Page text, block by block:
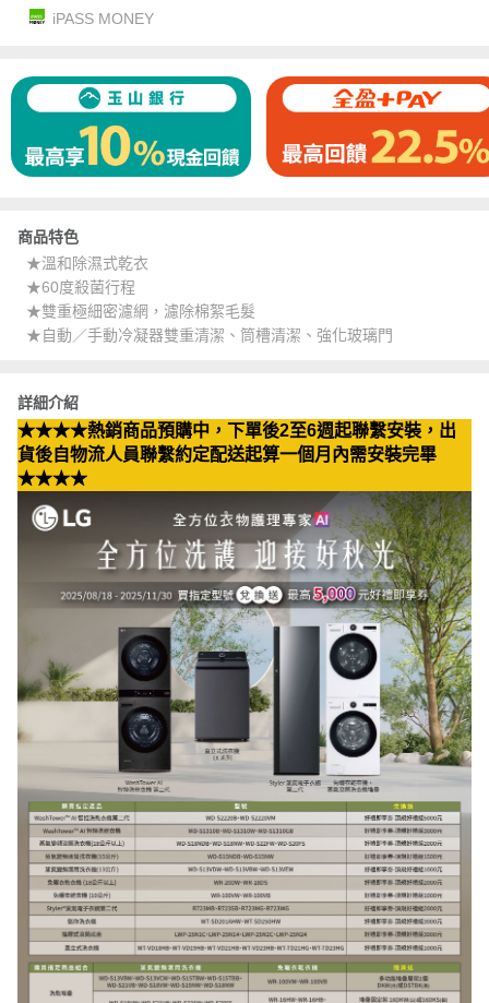
iPASS MONEY
商品特色
★溫和除濕式乾衣
★60度殺菌行程
★雙重極細密濾網，濾除棉絮毛髮
★自動／手動冷凝器雙重清潔、筒槽清潔、強化玻璃門
詳細介紹
★★★★熱銷商品預購中，下單後2至6週起聯繫安裝，出
貨後自物流人員聯繫約定配送起算一個月內需安裝完畢
★★★★